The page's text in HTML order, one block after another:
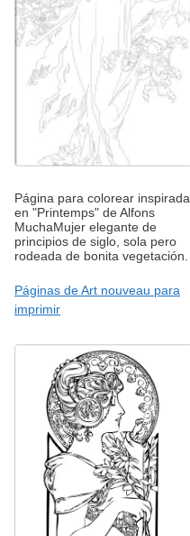
Página para colorear inspirada
en "Printemps" de Alfons
MuchaMujer elegante de
principios de siglo, sola pero
rodeada de bonita vegetación.
Páginas de Art nouveau para
imprimir